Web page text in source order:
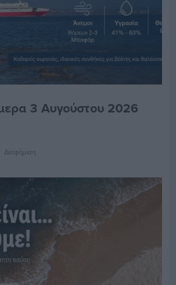
3 Αυγούστου 2026
Διαφήμιση